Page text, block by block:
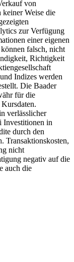
von
keiner Weise die
zur Verfügung
einer eigenen
falsch, nicht
Richtigkeit
Indizes werden
Die Baader
für die
verlässlicher
Investitionen in
durch den
Transaktionskosten,
nicht
negativ auf die
auch die